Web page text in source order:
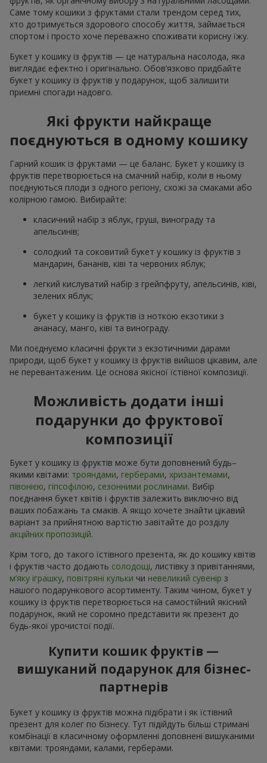
Саме тому кошики з фруктами стали трендом серед тих,
хто дотримується здорового способу життя, займається
спортом і просто хоче переважно споживати корисну їжу.
Букет у кошику із фруктів — це натуральна насолода, яка
виглядає ефектно і оригінально. Обов’язково придбайте
букет у кошику із фруктів у подарунок, щоб залишити
приємні спогади надовго.
Які фрукти найкраще
поєднуються в одному кошику
Гарний кошик із фруктами — це баланс. Букет у кошику із
фруктів перетворюється на смачний набір, коли в ньому
поєднуються плоди з одного регіону, схожі за смаками або
колірною гамою. Вибирайте:
класичний набір з яблук, груші, винограду та
апельсинів;
солодкий та соковитий букет у кошику із фруктів з
мандарин, бананів, ківі та червоних яблук;
легкий кислуватий набір з грейпфруту, апельсинів, ківі,
зелених яблук;
букет у кошику із фруктів із ноткою екзотики з
ананасу, манго, ківі та винограду.
Ми поєднуємо класичні фрукти з екзотичними дарами
природи, щоб букет у кошику із фруктів вийшов цікавим, але
не перевантаженим. Це основа якісної їстівної композиції.
Можливість додати інші
подарунки до фруктової
композиції
Букет у кошику із фруктів може бути доповнений будь–
якими квітами: трояндами, герберами, хризантемами,
півонією, гіпсофілою, сезонними рослинами. Вибір
поєднання букет квітів і фруктів залежить виключно від
ваших побажань та смаків. А якщо хочете знайти цікавий
варіант за прийнятною вартістю завітайте до розділу
акційних пропозицій.
Крім того, до такого їстівного презента, як до кошику квітів
і фруктів часто додають солодощі, листівку з привітаннями,
м’яку іграшку, повітряні кульки чи невеликий сувенір з
нашого подарункового асортименту. Таким чином, букет у
кошику із фруктів перетворюється на самостійний якісний
подарунок, який не соромно представити як презент до
будь-якої урочистої події.
Купити кошик фруктів —
вишуканий подарунок для бізнес-
партнерів
Букет у кошику із фруктів можна підібрати і як їстівний
презент для колег по бізнесу. Тут підійдуть більш стримані
комбінації в класичному оформленні доповнені вишуканими
квітами: трояндами, калами, герберами.